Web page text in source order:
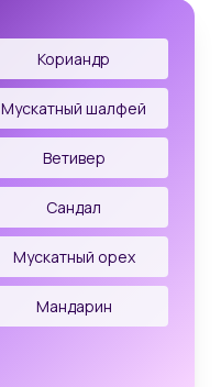
Кориандр
Мускатный шалфей
Ветивер
Сандал
Мускатный орех
Мандарин